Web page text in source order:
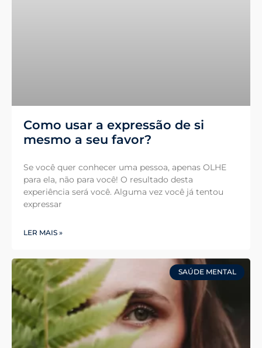
Como usar a expressão de si
mesmo a seu favor?
Se você quer conhecer uma pessoa, apenas OLHE
para ela, não para você! O resultado desta
experiência será você. Alguma vez você já tentou
expressar
LER MAIS »
SAÚDE MENTAL